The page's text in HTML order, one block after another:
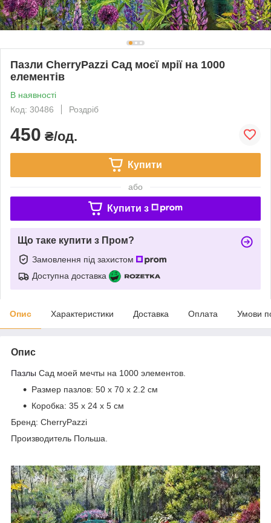
Пазли CherryPazzi Сад моєї мрії на 1000
елементів
В наявності
Код: 30486
Роздріб
450 ₴/од.
Купити
або
Купити з
Що таке купити з Пром?
Замовлення під захистом
Доступна доставка
Опис Характеристики Доставка Оплата Умови
Опис
Пазлы Сад моей мечты на 1000 элементов.
Размер пазлов: 50 х 70 x 2.2 см
Коробка: 35 х 24 х 5 см
Бренд: CherryPazzi
Производитель Польша.